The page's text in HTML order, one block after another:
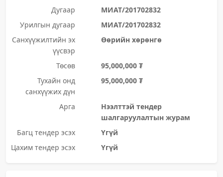
Дугаар
МИАТ/201702832
Урилгын дугаар
МИАТ/201702832
Санхүүжилтийн эх
үүсвэр
Өөрийн хөрөнгө
Төсөв
95,000,000 ₮
Тухайн онд
санхүүжих дүн
95,000,000 ₮
Арга
Нээлттэй тендер
шалгаруулалтын журам
Багц тендер эсэх
Үгүй
Цахим тендер эсэх
Үгүй